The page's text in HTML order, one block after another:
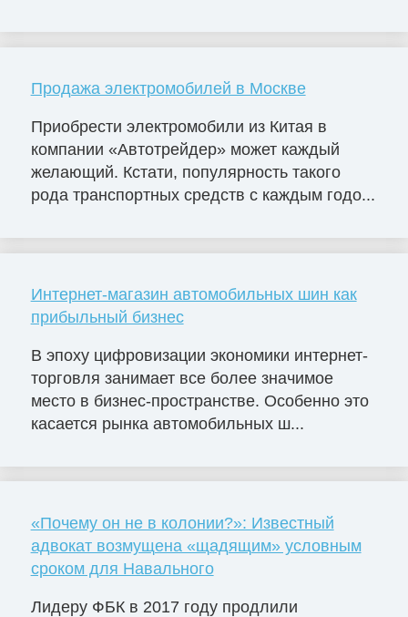
Продажа электромобилей в Москве
Приобрести электромобили из Китая в
компании «Автотрейдер» может каждый
желающий. Кстати, популярность такого
рода транспортных средств с каждым годо...
Интернет-магазин автомобильных шин как
прибыльный бизнес
В эпоху цифровизации экономики интернет-
торговля занимает все более значимое
место в бизнес-пространстве. Особенно это
касается рынка автомобильных ш...
«Почему он не в колонии?»: Известный
адвокат возмущена «щадящим» условным
сроком для Навального
Лидеру ФБК в 2017 году продлили